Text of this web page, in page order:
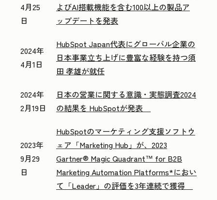
4月25
日
よびAI搭載機能を含む100以上の製品ア
ップデートを発表
2024年
4月1日
HubSpot Japan代表にグローバル企業の
日本事業立ち上げに豊富な経験を持つ須
田 孝雄が就任
2024年
2月19日
日本の営業に関する意識・実態調査2024
の結果を HubSpotが発表
2023年
9月29
日
HubSpotのマーケティング支援ソフトウ
ェア「Marketing Hub」が、2023
Gartner® Magic Quadrant™ for B2B
Marketing Automation Platforms*におい
て「Leader」の評価を3年連続で獲得